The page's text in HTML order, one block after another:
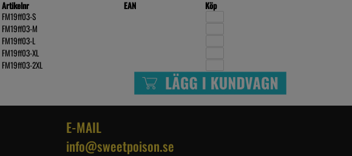
Artikelnr EAN
Köp
FM19ff03-S
FM19ff03-M
FM19ff03-L
FM19ff03-XL
FM19ff03-2XL
E-MAIL
info@sweetpoison.se